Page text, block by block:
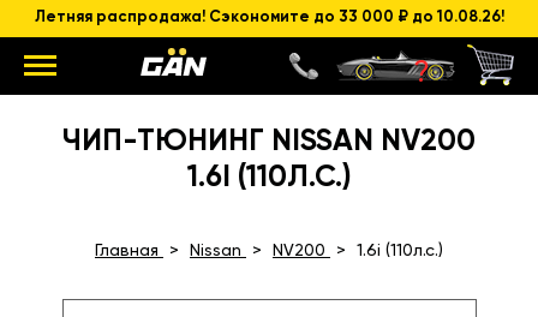
Летняя распродажа! Сэкономите до 33 000 ₽ до 10.08.26!
ЧИП-ТЮНИНГ NISSAN NV200
1.6I (110Л.С.)
Главная Nissan NV200 1.6i (110л.с.)